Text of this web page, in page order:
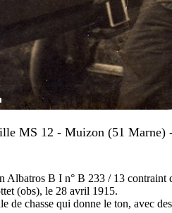
MS 12 - Muizon (51 Marne)
Albatros B I n° B 233 / 13
(obs), le 28 avril 1915.
de chasse qui donne le ton, avec